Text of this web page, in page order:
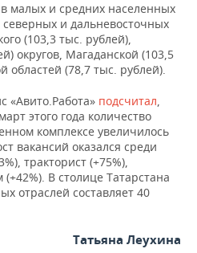
малых и средних населенных
и дальневосточных
(103,3 тыс. рублей),
округов, Магаданской (103,5
областей (78,7 тыс. рублей).
«Авито.Работа» подсчитал,
этого года количество
комплексе увеличилось
вакансий оказался среди
тракторист (+75%),
В столице Татарстана
отраслей составляет 40
Татьяна Леухина